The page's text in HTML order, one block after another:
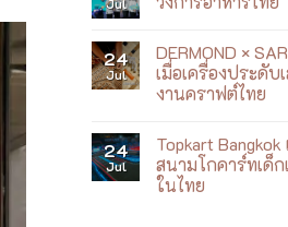
เป็น
of
ถั่ว
สุด
พรีเมียม
ที่
Surawong
Jul
on
เชฟ
รุ่น
ใหม่
วงการ
อาหาร
ไทย
24
Jul
DERMOND ×
เมื่อเครื่องประดับเ
งานคราฟต์ไทย
on
DERMOND
×
SARNSARD
24
Jul
Topkart Bangkok
สนามโกคาร์ทเด็ก
ในไทย